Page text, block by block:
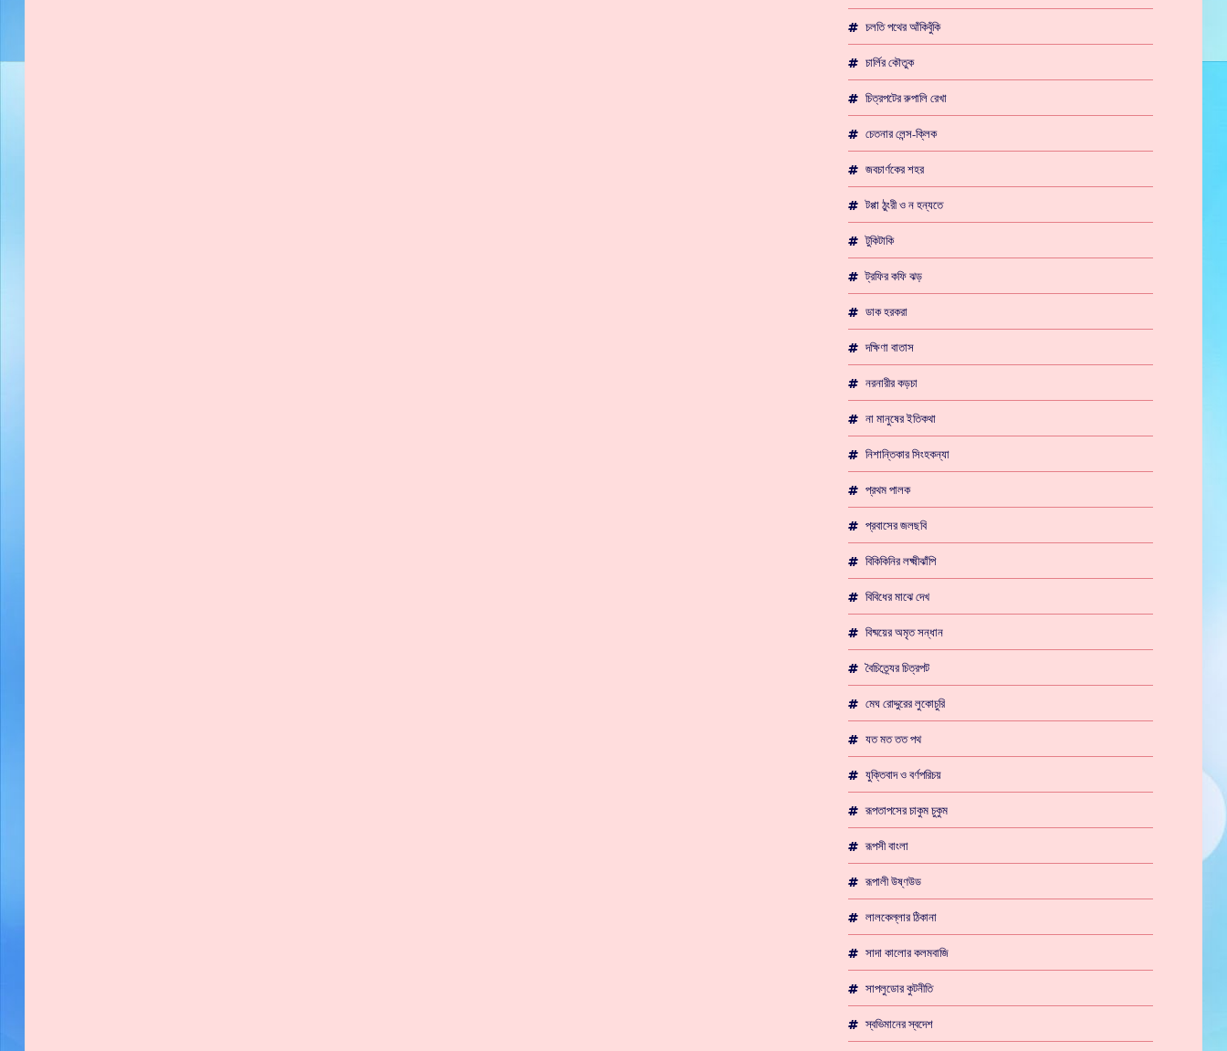
চলতি পথের আঁকিবুঁকি
চার্লির কৌতুক
চিত্রপটের রুপালি রেখা
চেতনার লেন্স-ক্লিক
জবচার্ণকের শহর
টপ্পা ঠুংরী ও ন হন্যতে
টুকিটাকি
ট্রফির কফি ঝড়
ডাক হরকরা
দক্ষিণা বাতাস
নরনারীর কড়চা
না মানুষের ইতিকথা
নিশান্তিকার সিংহকন্যা
প্রথম পালক
প্রবাসের জলছবি
বিকিকিনির লক্ষ্মীঝাঁপি
বিবিধের মাঝে দেখ
বিষ্ময়ের অমৃত সন্ধান
বৈচিত্র্যের চিত্রপট
মেঘ রোদ্দুরের লুকোচুরি
যত মত তত পথ
যুক্তিবাদ ও বর্ণপরিচয়
রূপতাপসের চাকুম চুকুম
রূপসী বাংলা
রূপালী উষ্ণউড
লালকেল্লার ঠিকানা
সাদা কালোর কলমবাজি
সাপলুডোর কুটনীতি
স্বভিমানের স্বদেশ